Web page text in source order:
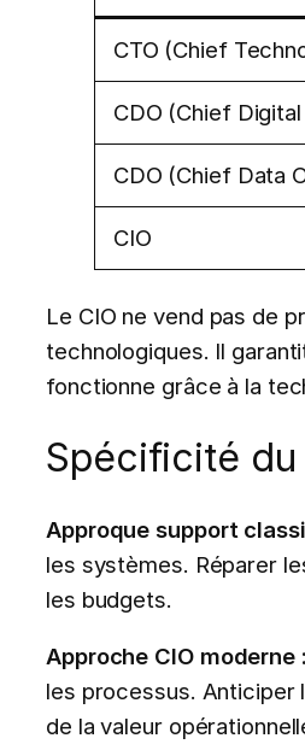
CTO (Chief
CDO (Chief
CDO (Chief Data
CIO
Le CIO ne vend pas de
technologiques. Il
fonctionne grâce à la
Spécificité
Approque support
les systèmes. Réparer
les budgets.
Approche CIO moderne :
les processus. Anticiper
de la valeur